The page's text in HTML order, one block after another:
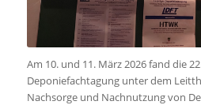
Am 10. und 11. März 2026 fand die
Deponiefachtagung unter dem
Nachsorge und Nachnutzung von